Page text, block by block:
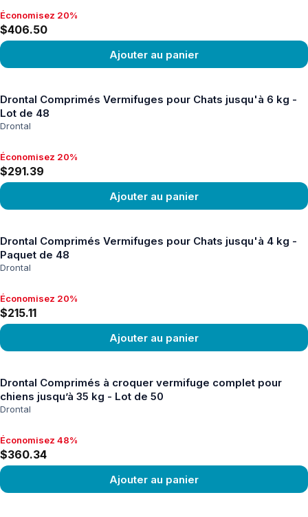
Économisez 20%, $406.50
Économisez 20%
$406.50
Ajouter au panier
Drontal Comprimés Vermifuges pour Chats jusqu'à 6 kg -
Lot de 48
Drontal
Économisez 20%, $291.39
Économisez 20%
$291.39
Ajouter au panier
Drontal Comprimés Vermifuges pour Chats jusqu'à 4 kg -
Paquet de 48
Drontal
Économisez 20%, $215.11
Économisez 20%
$215.11
Ajouter au panier
Drontal Comprimés à croquer vermifuge complet pour
chiens jusqu’à 35 kg - Lot de 50
Drontal
Économisez 48%, $360.34
Économisez 48%
$360.34
Ajouter au panier